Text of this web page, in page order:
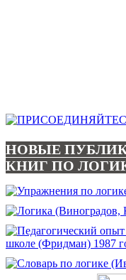
НОВЫЕ
КНИГ ПО